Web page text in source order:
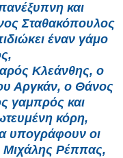
και
Σταθακόπουλος
έναν γάμο
Κλεάνθης, ο
Αργκάν, ο Θάνος
γαμπρός και
κόρη,
υπογράφουν οι
Ρέππας,